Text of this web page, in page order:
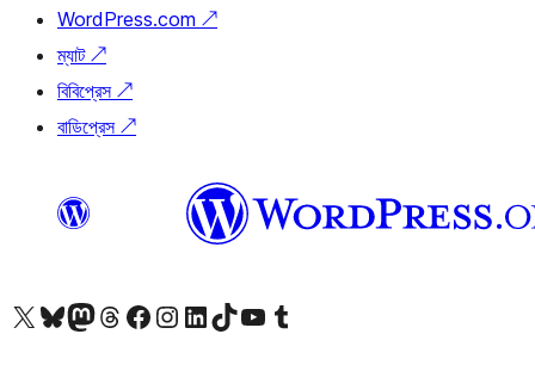
WordPress.com ↗
ম্যাট ↗
বিবিপ্রেস ↗
বাডিপ্রেস ↗
আমাদের X (আগের টুইটার) অ্যাকাউন্টে যানআমাদের Bluesky অ্যাকাউন্টটি দেখুনআমাদের মাস্টোডন অ্যাকাউন্টটি দেখুনআমাদের থ্রেডস অ্যাকাউন্টটি দেখুনআমাদের ফেসবুক পেজ দেখুনআমাদের ইন্সটাগ্রাম অ্যাকাউন্ট দেখুনআমাদের লিঙ্কডইন অ্যাকাউন্টে যানআমাদের TikTok অ্যাকাউন্টটি দেখুনআমাদের ইউটিউব চ্যানেলে যান আমাদের টাম্বলার অ্যাকাউন্ট দেখুন